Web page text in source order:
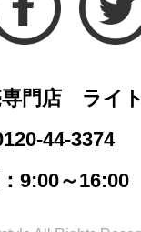
専門店 ライ
44-3374
9:00～16:00